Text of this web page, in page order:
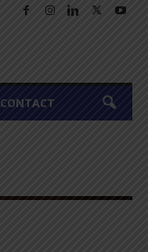
CONTACT